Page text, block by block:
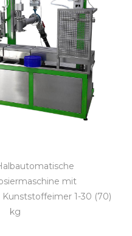
mit
1-30 (70)
kg